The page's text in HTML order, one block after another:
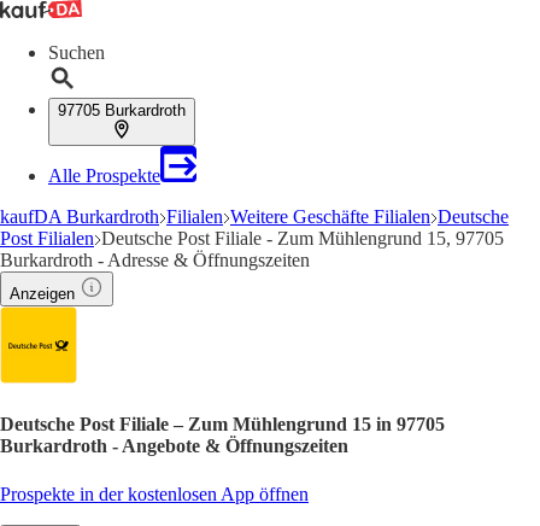
Suchen
97705 Burkardroth
Alle Prospekte
kaufDA Burkardroth Filialen Weitere Geschäfte Filialen Deutsche
Post Filialen Deutsche Post Filiale - Zum Mühlengrund 15, 97705
Burkardroth - Adresse & Öffnungszeiten
Anzeigen
Deutsche Post Filiale – Zum Mühlengrund 15 in 97705
Burkardroth - Angebote & Öffnungszeiten
Prospekte in der kostenlosen App öffnen